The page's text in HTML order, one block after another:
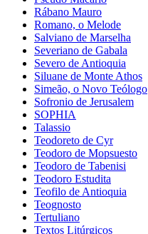
Rábano Mauro
Romano, o Melode
Salviano de Marselha
Severiano de Gabala
Severo de Antioquia
Siluane de Monte Athos
Simeão, o Novo Teólogo
Sofronio de Jerusalem
SOPHIA
Talassio
Teodoreto de Cyr
Teodoro de Mopsuesto
Teodoro de Tabenisi
Teodoro Estudita
Teofilo de Antioquia
Teognosto
Tertuliano
Textos Litúrgicos